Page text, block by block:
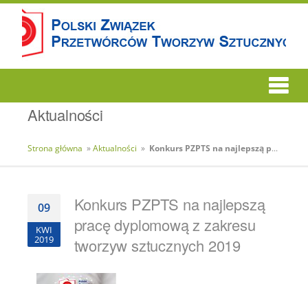
Aktualności
Strona główna »Aktualności » Konkurs PZPTS na najlepszą pracę dyplomową z zakresu tworzyw sztucznych 2019
09
KWI
2019
Konkurs PZPTS na najlepszą
pracę dyplomową z zakresu
tworzyw sztucznych 2019